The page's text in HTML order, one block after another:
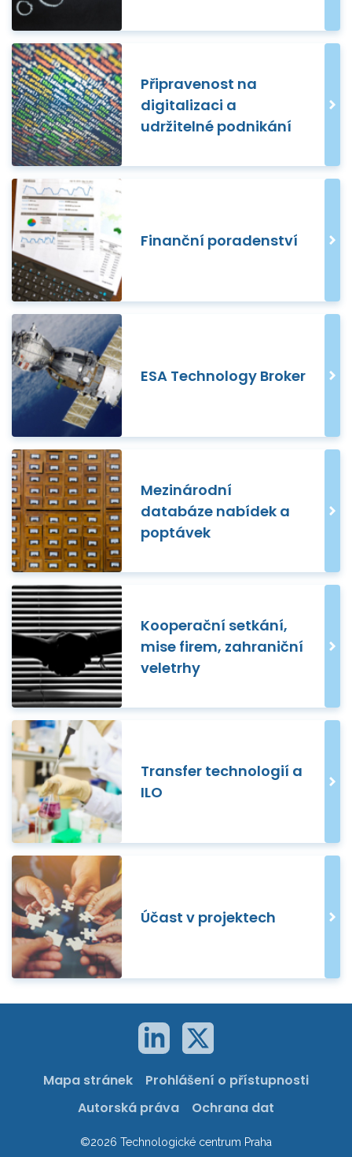
Připravenost na
digitalizaci a
udržitelné podnikání
Finanční poradenství
ESA Technology Broker
Mezinárodní
databáze nabídek a
poptávek
Kooperační setkání,
mise firem, zahraniční
veletrhy
Transfer technologií a
ILO
Účast v projektech
Mapa stránek
Prohlášení o přístupnosti
Autorská práva
Ochrana dat
©2026 Technologické centrum Praha